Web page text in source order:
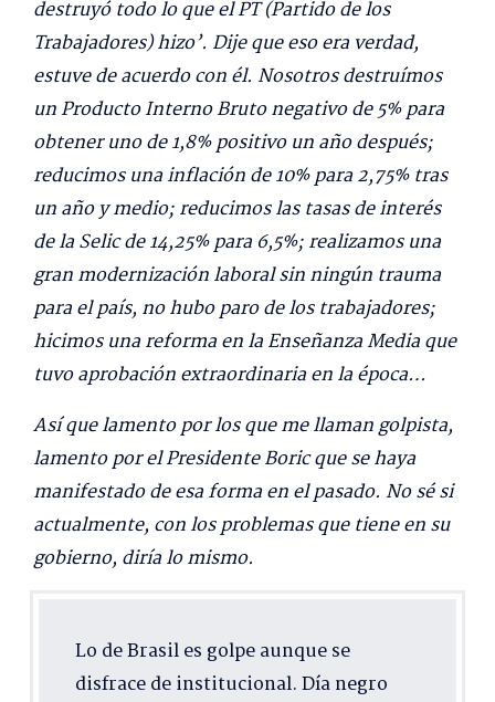
destruyó todo lo que el PT (Partido de los
Trabajadores) hizo’. Dije que eso era verdad,
estuve de acuerdo con él. Nosotros destruímos
un Producto Interno Bruto negativo de 5% para
obtener uno de 1,8% positivo un año después;
reducimos una inflación de 10% para 2,75% tras
un año y medio; reducimos las tasas de interés
de la Selic de 14,25% para 6,5%; realizamos una
gran modernización laboral sin ningún trauma
para el país, no hubo paro de los trabajadores;
hicimos una reforma en la Enseñanza Media que
tuvo aprobación extraordinaria en la época…
Así que lamento por los que me llaman golpista,
lamento por el Presidente Boric que se haya
manifestado de esa forma en el pasado. No sé si
actualmente, con los problemas que tiene en su
gobierno, diría lo mismo.
Lo de Brasil es golpe aunque se
disfrace de institucional. Día negro